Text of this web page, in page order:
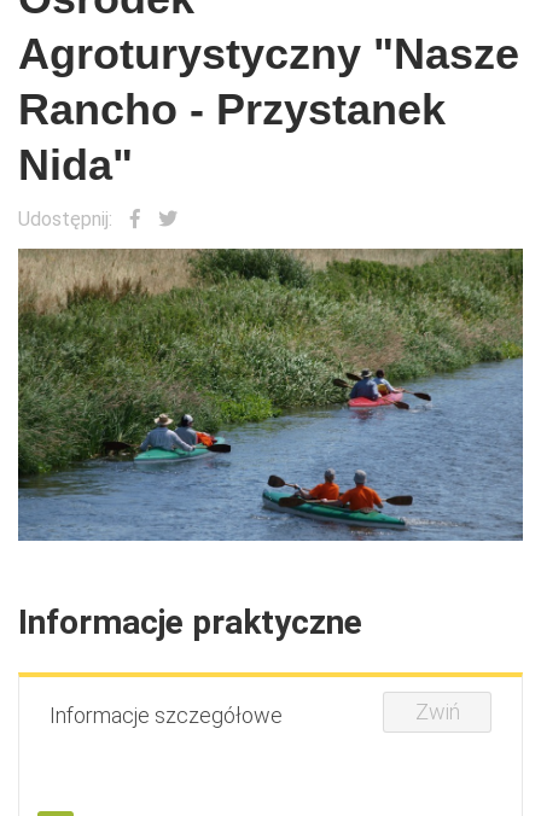
Agroturystyczny "Nasze
Rancho - Przystanek
Nida"
Udostępnij:
Informacje praktyczne
Informacje szczegółowe Zwiń